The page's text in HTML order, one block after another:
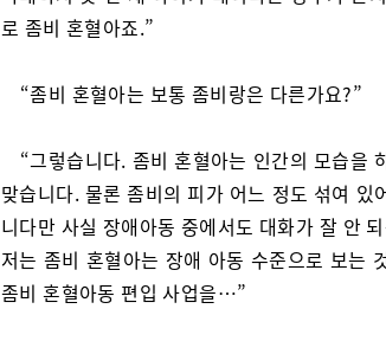
로 좀비 혼혈아죠.”
“좀비 혼혈아는 보통 좀비랑은 다른가요?”
“그렇습니다. 좀비 혼혈아는 인간의 모습을
맞습니다. 물론 좀비의 피가 어느 정도 섞여
니다만 사실 장애아동 중에서도 대화가 잘 안
저는 좀비 혼혈아는 장애 아동 수준으로 보는
좀비 혼혈아동 편입 사업을…”